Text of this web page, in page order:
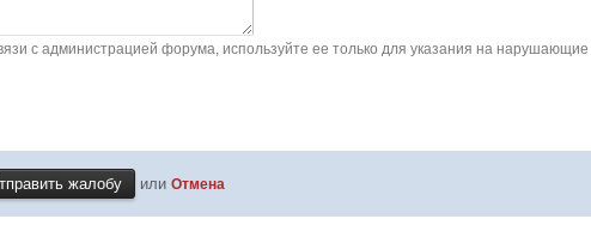
с администрацией форума, используйте ее только для указания на
или Отмена